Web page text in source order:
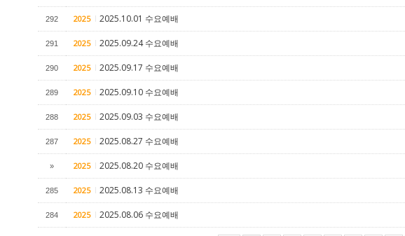
292 2025 2025.10.01 수요예배
291 2025 2025.09.24 수요예배
290 2025 2025.09.17 수요예배
289 2025 2025.09.10 수요예배
288 2025 2025.09.03 수요예배
287 2025 2025.08.27 수요예배
» 2025 2025.08.20 수요예배
285 2025 2025.08.13 수요예배
284 2025 2025.08.06 수요예배